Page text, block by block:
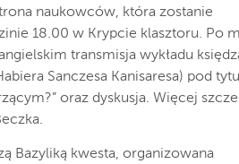
naukowców, która zostanie
18.00 w Krypcie klasztoru. Po
transmisja wykładu
Sanczesa Kanisaresa) pod
oraz dyskusja. Więcej
Bazyliką kwesta, organizowana